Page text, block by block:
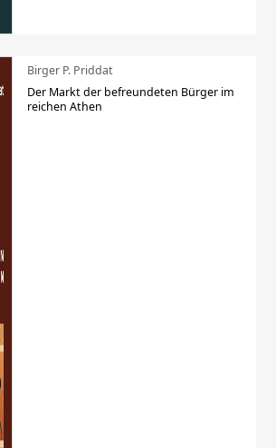
Birger P. Priddat
Der Markt der befreundeten Bürger im
reichen Athen